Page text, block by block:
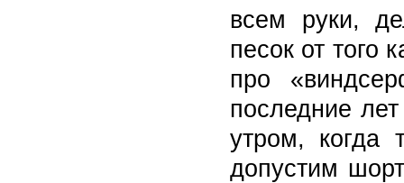
всем руки,
песок от того
про
последние
утром, когда
допустим